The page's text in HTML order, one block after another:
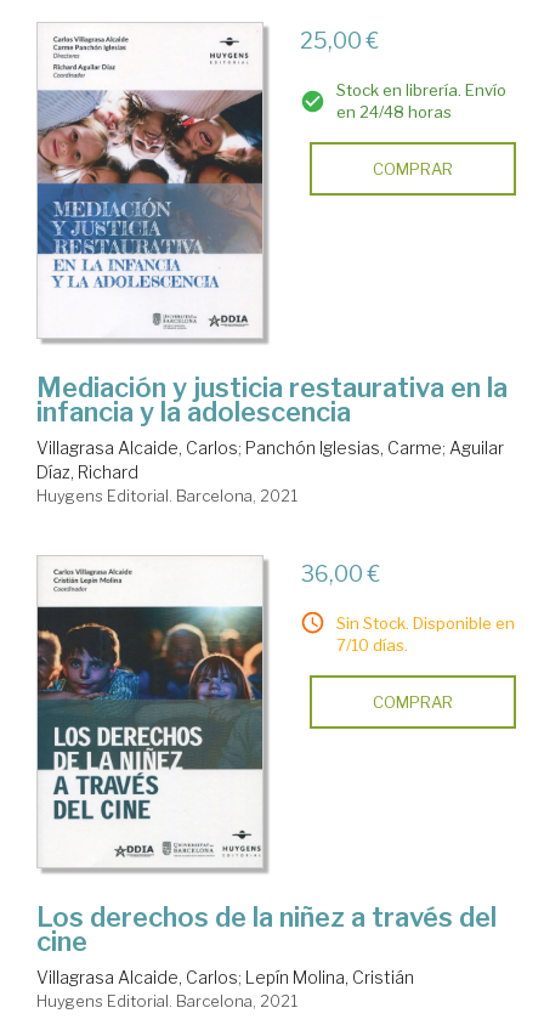
25,00 €
Stock en librería. Envío
en 24/48 horas
COMPRAR
Mediación y justicia restaurativa en la
infancia y la adolescencia
Villagrasa Alcaide, Carlos; Panchón Iglesias, Carme; Aguilar
Díaz, Richard
Huygens Editorial. Barcelona, 2021
36,00 €
Sin Stock. Disponible en
7/10 días.
COMPRAR
Los derechos de la niñez a través del
cine
Villagrasa Alcaide, Carlos; Lepín Molina, Cristián
Huygens Editorial. Barcelona, 2021